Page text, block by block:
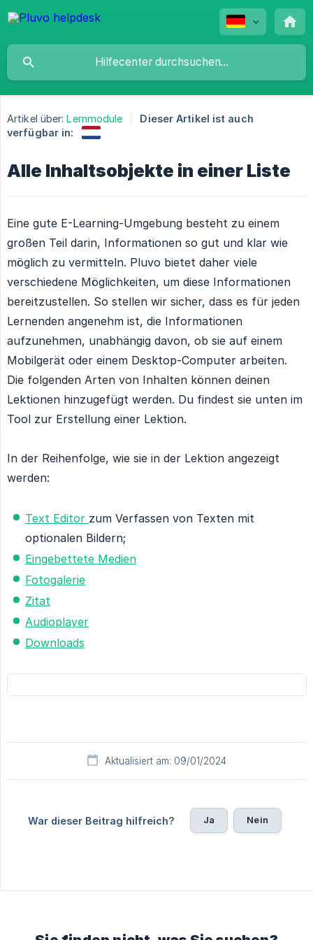
Artikel über: Lernmodule
Dieser Artikel ist auch
verfügbar in:
Alle Inhaltsobjekte in einer Liste
Eine gute E-Learning-Umgebung besteht zu einem
großen Teil darin, Informationen so gut und klar wie
möglich zu vermitteln. Pluvo bietet daher viele
verschiedene Möglichkeiten, um diese Informationen
bereitzustellen. So stellen wir sicher, dass es für jeden
Lernenden angenehm ist, die Informationen
aufzunehmen, unabhängig davon, ob sie auf einem
Mobilgerät oder einem Desktop-Computer arbeiten.
Die folgenden Arten von Inhalten können deinen
Lektionen hinzugefügt werden. Du findest sie unten im
Tool zur Erstellung einer Lektion.
In der Reihenfolge, wie sie in der Lektion angezeigt
werden:
Text Editor zum Verfassen von Texten mit
optionalen Bildern;
Eingebettete Medien
Fotogalerie
Zitat
Audioplayer
Downloads
Aktualisiert am: 09/01/2024
War dieser Beitrag hilfreich? Ja Nein